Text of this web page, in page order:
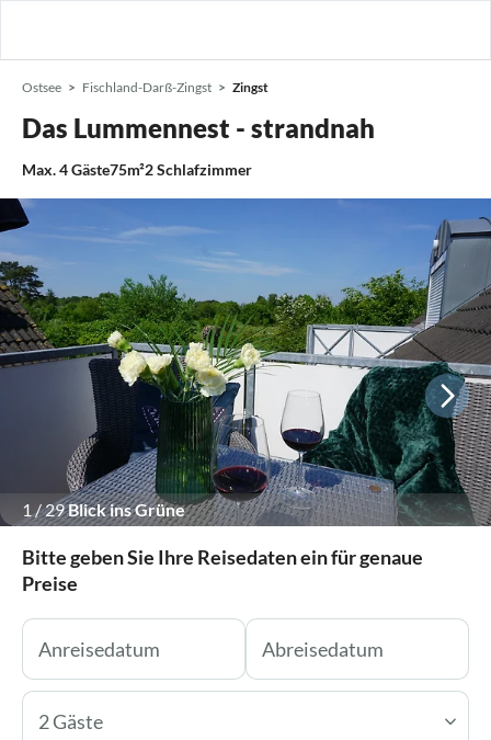
Ostsee Fischland-Darß-Zingst Zingst
Das Lummennest - strandnah
Max.4Gäste75m²2Schlafzimmer
1 /29Blick ins Grüne
Bitte geben Sie Ihre Reisedaten ein für genaue
Preise
2 Gäste